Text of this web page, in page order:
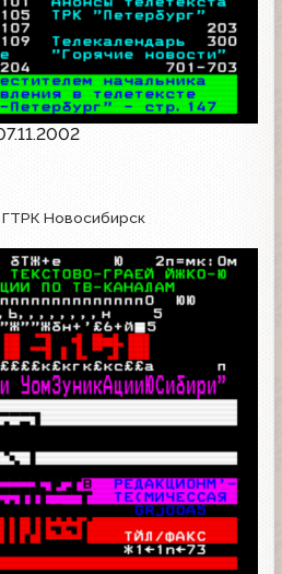
ГТРК Новосибирск